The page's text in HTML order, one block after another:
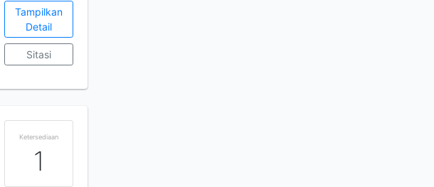
Tampilkan
Detail
Sitasi
Ketersediaan
1